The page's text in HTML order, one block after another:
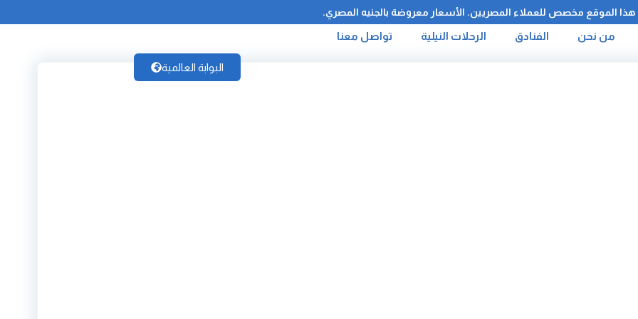
هذا الموقع مخصص للعملاء المصريين. الأسعار معروضة بالجنيه المصري.
من نحن الفنادق الرحلات النيلية تواصل معنا
البوابة العالمية